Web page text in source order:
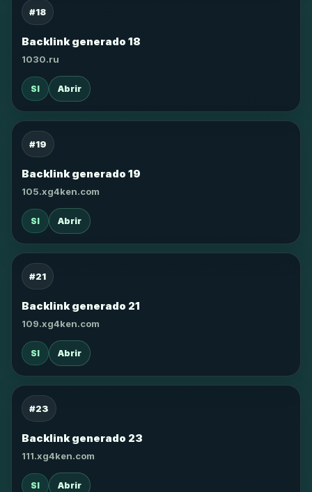
#18
Backlink generado 18
1030.ru
SI Abrir
#19
Backlink generado 19
105.xg4ken.com
SI Abrir
#21
Backlink generado 21
109.xg4ken.com
SI Abrir
#23
Backlink generado 23
111.xg4ken.com
SI Abrir